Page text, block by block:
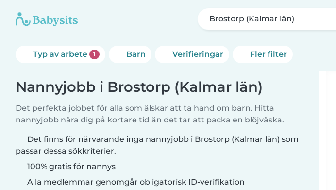
Brostorp (Kalmar län)
Typ av arbete 1 Barn Verifieringar Fler filter
Nannyjobb i Brostorp (Kalmar län)
Det perfekta jobbet för alla som älskar att ta hand om barn. Hitta
nannyjobb nära dig på kortare tid än det tar att packa en blöjväska.
Det finns för närvarande inga nannyjobb i Brostorp (Kalmar län) som
passar dessa sökkriterier.
100% gratis för nannys
Alla medlemmar genomgår obligatorisk ID-verifikation